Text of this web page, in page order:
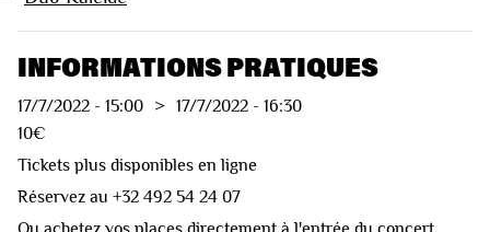
INFORMATIONS PRATIQUES
17/7/2022 - 15:00 > 17/7/2022 - 16:30
10€
Tickets plus disponibles en ligne
Réservez au +32 492 54 24 07